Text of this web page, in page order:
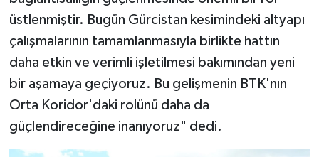
üstlenmiştir. Bugün Gürcistan kesimindeki altyapı
çalışmalarının tamamlanmasıyla birlikte hattın
daha etkin ve verimli işletilmesi bakımından yeni
bir aşamaya geçiyoruz. Bu gelişmenin BTK'nın
Orta Koridor'daki rolünü daha da
güçlendireceğine inanıyoruz" dedi.